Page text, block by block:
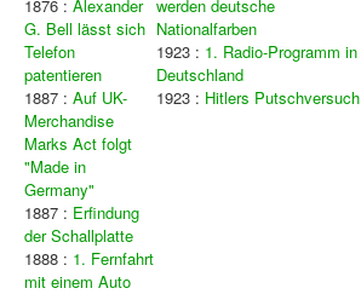
1876 : Alexander
G. Bell lässt sich
Telefon
patentieren
1887 : Auf UK-
Merchandise
Marks Act folgt
"Made in
Germany"
1887 : Erfindung
der Schallplatte
1888 : 1. Fernfahrt
mit einem Auto
werden deutsche
Nationalfarben
1923 : 1. Radio-Programm in
Deutschland
1923 : Hitlers Putschversuch